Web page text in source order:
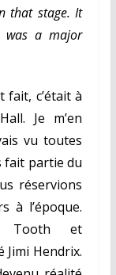
that stage. It
was a major
fait, c’était à
Je m’en
vu toutes
fait partie du
réservions
à l’époque.
Tooth et
Jimi Hendrix.